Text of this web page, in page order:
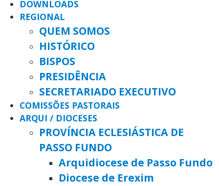
DOWNLOADS
REGIONAL
QUEM SOMOS
HISTÓRICO
BISPOS
PRESIDÊNCIA
SECRETARIADO EXECUTIVO
COMISSÕES PASTORAIS
ARQUI / DIOCESES
PROVÍNCIA ECLESIÁSTICA DE
PASSO FUNDO
Arquidiocese de Passo Fundo
Diocese de Erexim